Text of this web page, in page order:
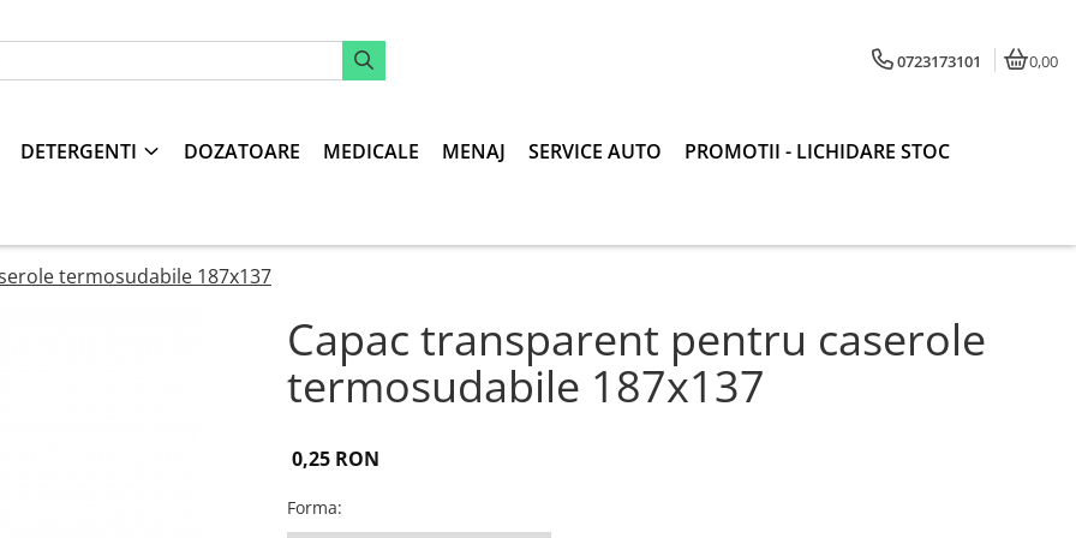
0723173101 0,00
DETERGENTI DOZATOARE MEDICALE MENAJ SERVICE AUTO PROMOTII - LICHIDARE STOC
termosudabile 187x137
Capac transparent pentru caserole
termosudabile 187x137
0,25 RON
Forma: